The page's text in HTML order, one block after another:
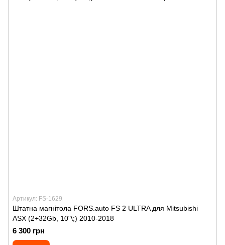
Артикул: FS-1629
Штатна магнітола FORS.auto FS 2 ULTRA для Mitsubishi
ASX (2+32Gb, 10"\;) 2010-2018
6 300 грн